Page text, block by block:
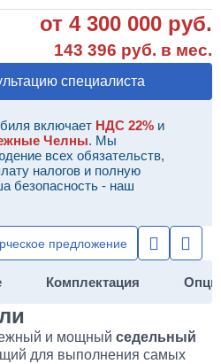
от 4 300 000 руб.
143 396 руб. в мес.
специалиста
включает НДС 22% и
Челны. Мы
всех обязательств,
налогов и полную
безопасность - наш
предложение
Комплектация
и мощный седельный
для выполнения самых